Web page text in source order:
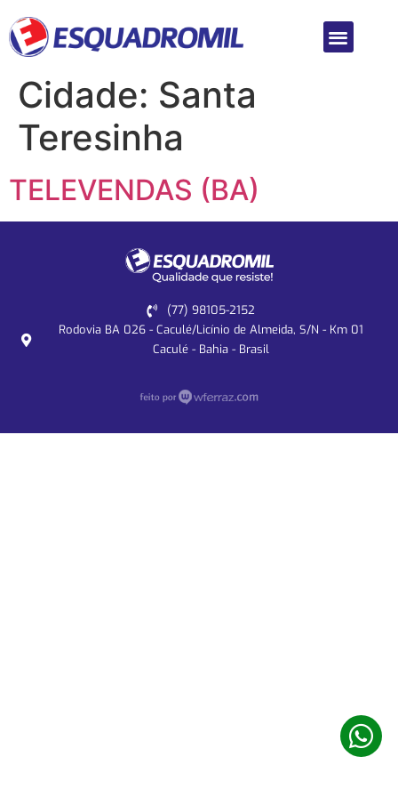
Cidade: Santa
Teresinha
TELEVENDAS (BA)
(77) 98105-2152
Rodovia BA 026 - Caculé/Licínio de Almeida, S/N - Km 01
Caculé - Bahia - Brasil